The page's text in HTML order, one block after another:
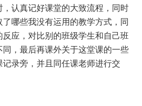
认真记好课堂的大致流程，同时
哪些我没有运用的教学方式，同
反应，对比别的班级学生和自己班
，最后再课外关于这堂课的一些
录旁，并且同任课老师进行交